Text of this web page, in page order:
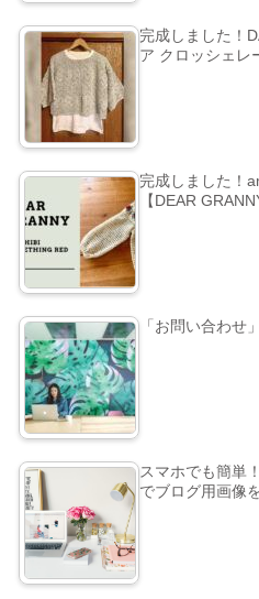
完成しました！
ア クロッシェレ
完成しました！
【DEAR
「お問い合わせ
スマホでも簡単
でブログ用画像